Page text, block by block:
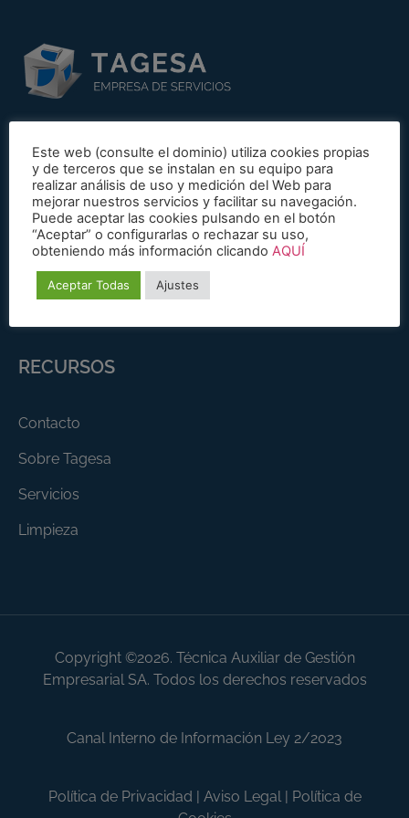
DÓNDE ESTAMOS
C/ Santa Leonor, 65 - 28037 Madrid
madrid@tagesa.com
91 406 23 90
RECURSOS
Contacto
Sobre Tagesa
Servicios
Limpieza
Copyright ©2026. Técnica Auxiliar de Gestión
Empresarial SA. Todos los derechos reservados
Canal Interno de Información Ley 2/2023
Política de Privacidad | Aviso Legal| Política de
Este web (consulte el dominio) utiliza cookies propias
y de terceros que se instalan en su equipo para
realizar análisis de uso y medición del Web para
mejorar nuestros servicios y facilitar su navegación.
Puede aceptar las cookies pulsando en el botón
“Aceptar” o configurarlas o rechazar su uso,
obteniendo más información clicando AQUÍ
Aceptar Todas Ajustes